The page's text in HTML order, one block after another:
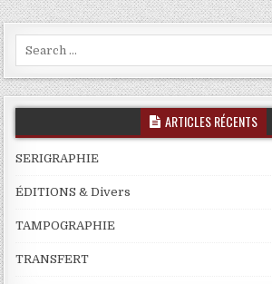
ARTICLES RÉCENTS
SERIGRAPHIE
ÉDITIONS & Divers
TAMPOGRAPHIE
TRANSFERT